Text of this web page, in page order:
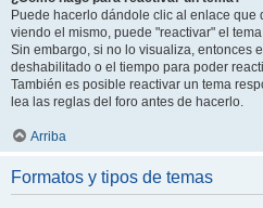
Puede hacerlo dándole clic al enlace que
viendo el mismo, puede "reactivar" el
Sin embargo, si no lo visualiza, entonces
deshabilitado o el tiempo para poder
También es posible reactivar un tema
lea las reglas del foro antes de hacerlo.
Arriba
Formatos y tipos de temas